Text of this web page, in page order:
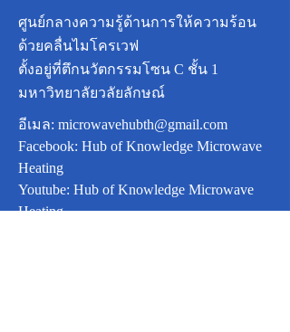
ศูนย์กลางความรู้ด้านการให้ความร้อน
ด้วยคลื่นไมโครเวฟ
ตั้งอยู่ที่ตึกนวัตกรรมโซน C ชั้น 1
มหาวิทยาลัยวลัยลักษณ์
อีเมล: microwavehubth@gmail.com
Facebook: Hub of Knowledge Microwave
Heating
Youtube: Hub of Knowledge Microwave
Heating